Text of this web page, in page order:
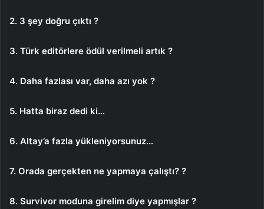
2. 3 şey doğru çıktı ?
3. Türk editörlere ödül verilmeli artık ?
4. Daha fazlası var, daha azı yok ?
5. Hatta biraz dedi ki…
6. Altay’a fazla yükleniyorsunuz…
7. Orada gerçekten ne yapmaya çalıştı? ?
8. Survivor moduna girelim diye yapmışlar ?